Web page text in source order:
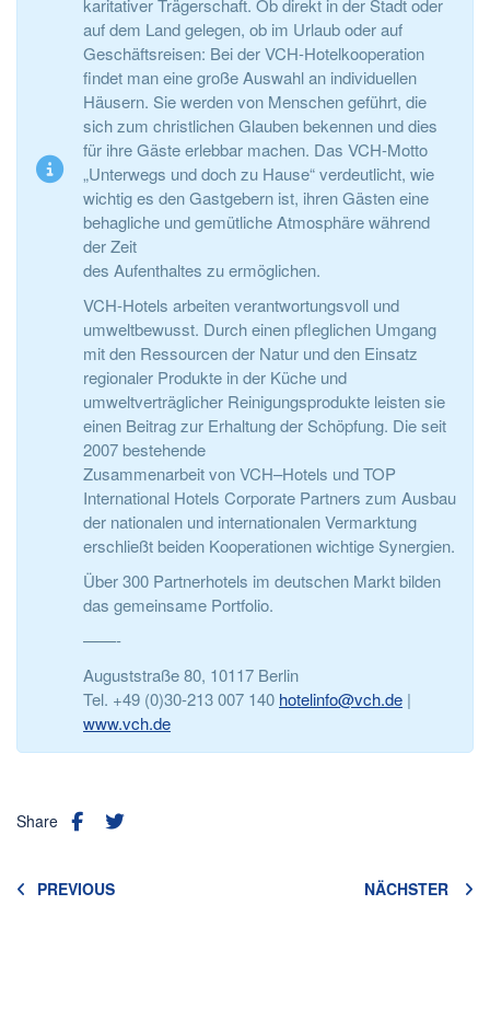
karitativer Trägerschaft. Ob direkt in der Stadt oder
auf dem Land gelegen, ob im Urlaub oder auf
Geschäftsreisen: Bei der VCH-Hotelkooperation
findet man eine große Auswahl an individuellen
Häusern. Sie werden von Menschen geführt, die
sich zum christlichen Glauben bekennen und dies
für ihre Gäste erlebbar machen. Das VCH-Motto
„Unterwegs und doch zu Hause“ verdeutlicht, wie
wichtig es den Gastgebern ist, ihren Gästen eine
behagliche und gemütliche Atmosphäre während
der Zeit
des Aufenthaltes zu ermöglichen.
VCH-Hotels arbeiten verantwortungsvoll und
umweltbewusst. Durch einen pfleglichen Umgang
mit den Ressourcen der Natur und den Einsatz
regionaler Produkte in der Küche und
umweltverträglicher Reinigungsprodukte leisten sie
einen Beitrag zur Erhaltung der Schöpfung. Die seit
2007 bestehende
Zusammenarbeit von VCH–Hotels und TOP
International Hotels Corporate Partners zum Ausbau
der nationalen und internationalen Vermarktung
erschließt beiden Kooperationen wichtige Synergien.
Über 300 Partnerhotels im deutschen Markt bilden
das gemeinsame Portfolio.
——-
Auguststraße 80, 10117 Berlin
Tel. +49 (0)30-213 007 140 hotelinfo@vch.de |
www.vch.de
Share
PREVIOUS NÄCHSTER